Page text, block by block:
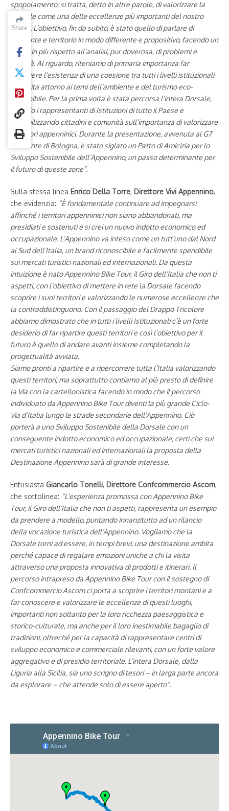
Share
spopolamento: si tratta, detto in altre parole, di valorizzare la
Dorsale come una delle eccellenze più importanti del nostro
Paese. L’obiettivo, fin da subito, è stato quello di parlare di
ambiente e territorio in modo differente e propositivo, facendo un
passo in più rispetto all’analisi, pur doverosa, di problemi e
criticità. Al riguardo, riteniamo di primaria importanza far
emergere l’esistenza di una coesione tra tutti i livelli istituzionali
costruita attorno ai temi dell’ambiente e del turismo eco-
sostenibile. Per la prima volta è stata percorsa l’intera Dorsale,
unendo i rappresentanti di Istituzioni di tutto il Paese e
sensibilizzando cittadini e comunità sull’importanza di valorizzare
i territori appenninici. Durante la presentazione, avvenuta al G7
Ambiente di Bologna, è stato siglato un Patto di Amicizia per lo
Sviluppo Sostenibile dell’Appennino, un passo determinante per
il futuro di queste zone”.
Sulla stessa linea Enrico Della Torre, Direttore Vivi Appennino,
che evidenzia: “È fondamentale continuare ad impegnarsi
affinché i territori appenninici non siano abbandonati, ma
presidiati e sostenuti e si crei un nuovo indotto economico ed
occupazionale. L’Appennino va inteso come un tutt’uno dal Nord
al Sud dell’Italia, un brand riconoscibile e facilmente spendibile
sui mercati turistici nazionali ed internazionali. Da questa
intuizione è nato Appennino Bike Tour, il Giro dell’Italia che non ti
aspetti, con l’obiettivo di mettere in rete la Dorsale facendo
scoprire i suoi territori e valorizzando le numerose eccellenze che
la contraddistinguono. Con il passaggio del Drappo Tricolore
abbiamo dimostrato che in tutti i livelli Istituzionali c’è un forte
desiderio di far ripartire questi territori e così l’obiettivo per il
futuro è quello di andare avanti insieme completando la
progettualità avviata.
Siamo pronti a ripartire e a ripercorrere tutta l’Italia valorizzando
questi territori, ma soprattutto contiamo al più presto di definire
la Via con la cartellonistica facendo in modo che il percorso
individuato da Appennino Bike Tour diventi la più grande Ciclo-
Via d’Italia lungo le strade secondarie dell’Appennino. Ciò
porterà a uno Sviluppo Sostenibile della Dorsale con un
conseguente indotto economico ed occupazionale, certi che sui
mercati turistici nazionali ed internazionali la proposta della
Destinazione Appennino sarà di grande interesse.
Entusiasta Giancarlo Tonelli, Direttore Confcommercio Ascom,
che sottolinea: “L’esperienza promossa con Appennino Bike
Tour, il Giro dell’Italia che non ti aspetti, rappresenta un esempio
da prendere a modello, puntando innanzitutto ad un rilancio
della vocazione turistica dell’Appennino. Vogliamo che la
Dorsale torni ad essere, in tempi brevi, una destinazione ambita
perché capace di regalare emozioni uniche a chi la visita
attraverso una proposta innovativa di prodotti e itinerari. Il
percorso intrapreso da Appennino Bike Tour con il sostegno di
Confcommercio Ascom ci porta a scoprire i territori montani e a
far conoscere e valorizzare le eccellenze di questi luoghi,
importanti non soltanto per la loro ricchezza paesaggistica e
storico-culturale, ma anche per il loro inestimabile bagaglio di
tradizioni, oltreché per la capacità di rappresentare centri di
sviluppo economico e commerciale rilevanti, con un forte valore
aggregativo e di presidio territoriale. L’intera Dorsale, dalla
Liguria alla Sicilia, sia uno scrigno di tesori – in larga parte ancora
da esplorare – che attende solo di essere aperto”.
Share